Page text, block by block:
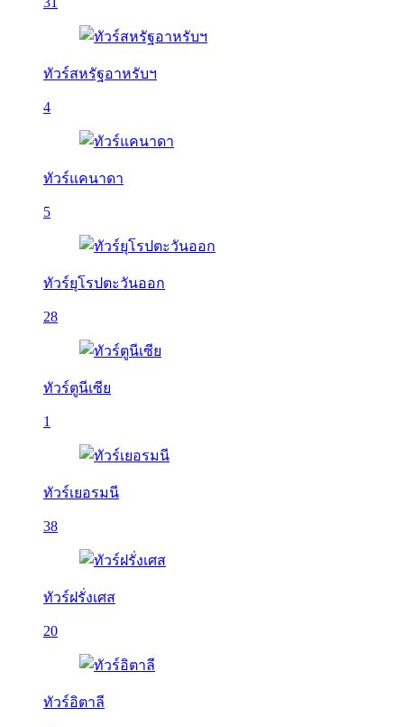
ทัวร์สหรัฐอาหรับฯ
4
ทัวร์แคนาดา
5
ทัวร์ยุโรปตะวันออก
28
ทัวร์ตูนีเซีย
1
ทัวร์เยอรมนี
38
ทัวร์ฝรั่งเศส
20
ทัวร์อิตาลี